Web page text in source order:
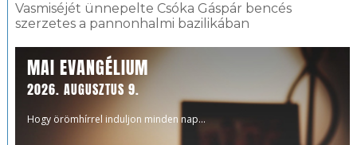
Vasmiséjét ünnepelte Csóka Gáspár bencés
szerzetes a pannonhalmi bazilikában
MAI EVANGÉLIUM
2026. AUGUSZTUS 9.
Hogy örömhírrel induljon minden nap...